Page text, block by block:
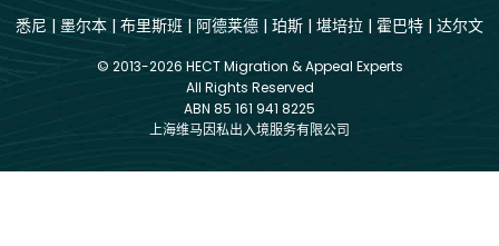
悉尼 | 墨尔本 | 布里斯班 | 阿德莱德 | 珀斯 | 堪培拉 | 霍巴特 | 达尔文
© 2013-2026 HECT Migration & Appeal Experts
All Rights Reserved
ABN 85 161 941 8225
上海维马因私出入境服务有限公司